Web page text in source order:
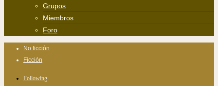
Grupos
Miembros
Foro
No ficción
Ficción
Following